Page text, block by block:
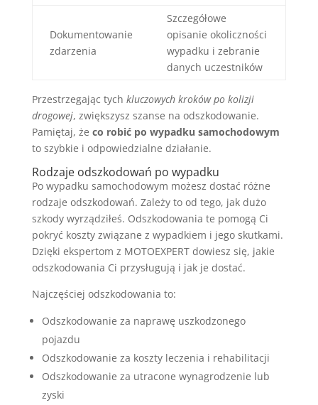
Dokumentowanie
zdarzenia
Szczegółowe
opisanie okoliczności
wypadku i zebranie
danych uczestników
Przestrzegając tych kluczowych kroków po kolizji
drogowej, zwiększysz szanse na odszkodowanie.
Pamiętaj, że co robić po wypadku samochodowym
to szybkie i odpowiedzialne działanie.
Rodzaje odszkodowań po wypadku
Po wypadku samochodowym możesz dostać różne
rodzaje odszkodowań. Zależy to od tego, jak dużo
szkody wyrządziłeś. Odszkodowania te pomogą Ci
pokryć koszty związane z wypadkiem i jego skutkami.
Dzięki ekspertom z MOTOEXPERT dowiesz się, jakie
odszkodowania Ci przysługują i jak je dostać.
Najczęściej odszkodowania to:
Odszkodowanie za naprawę uszkodzonego
pojazdu
Odszkodowanie za koszty leczenia i rehabilitacji
Odszkodowanie za utracone wynagrodzenie lub
zyski